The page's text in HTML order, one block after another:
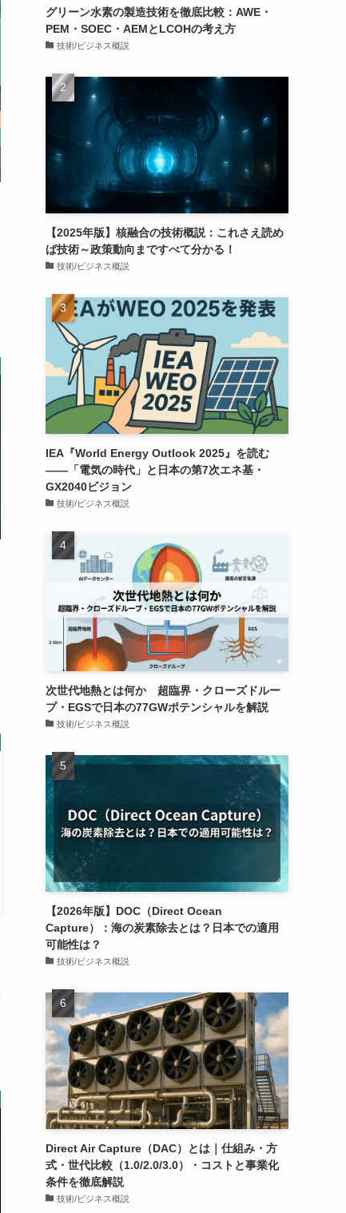
グリーン水素の製造技術を徹底比較：AWE・
PEM・SOEC・AEMとLCOHの考え方
技術/ビジネス概説
【2025年版】核融合の技術概説：これさえ読め
ば技術～政策動向まですべて分かる！
技術/ビジネス概説
IEA『World Energy Outlook 2025』を読む
――「電気の時代」と日本の第7次エネ基・
GX2040ビジョン
技術/ビジネス概説
次世代地熱とは何か 超臨界・クローズドルー
プ・EGSで日本の77GWポテンシャルを解説
技術/ビジネス概説
【2026年版】DOC（Direct Ocean
Capture）：海の炭素除去とは？日本での適用
可能性は？
技術/ビジネス概説
Direct Air Capture（DAC）とは｜仕組み・方
式・世代比較（1.0/2.0/3.0）・コストと事業化
条件を徹底解説
技術/ビジネス概説